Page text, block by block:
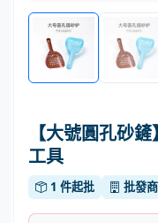
【大號圓孔砂
工具
1 件起批 批發